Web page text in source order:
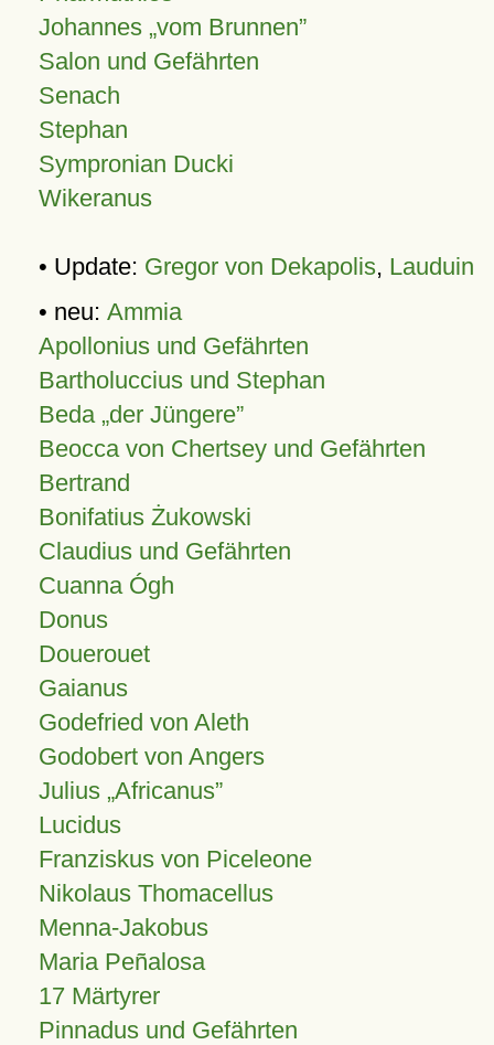
Johannes vom Brunnen
Salon und Gefährten
Senach
Stephan
Sympronian Ducki
Wikeranus
• Update: Gregor von Dekapolis, Lauduin
• neu: Ammia
Apollonius und Gefährten
Bartholuccius und Stephan
Beda „der Jüngere”
Beocca von Chertsey und Gefährten
Bertrand
Bonifatius Żukowski
Claudius und Gefährten
Cuanna Ógh
Donus
Douerouet
Gaianus
Godefried von Aleth
Godobert von Angers
Julius Africanus
Lucidus
Franziskus von Piceleone
Nikolaus Thomacellus
Menna-Jakobus
Maria Peñalosa
17 Märtyrer
Pinnadus und Gefährten